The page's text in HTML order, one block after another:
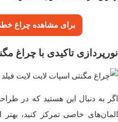
برای مشاهده چراغ
نورپردازی تاکیدی با چراغ
اگر به دنبال این هستید که در
المان‌های خاصی تمرکز کنید،